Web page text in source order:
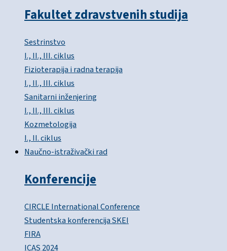
Fakultet zdravstvenih studija
Sestrinstvo
I., II., III. ciklus
Fizioterapija i radna terapija
I., II., III. ciklus
Sanitarni inženjering
I., II., III. ciklus
Kozmetologija
I., II. ciklus
Naučno-istraživački rad
Konferencije
CIRCLE International Conference
Studentska konferencija SKEI
FIRA
ICAS 2024